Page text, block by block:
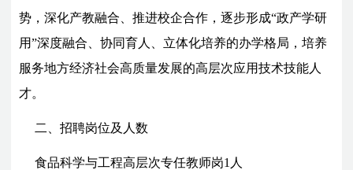
势，深化产教融合、推进校企合作，逐步形成“政产学研
用”深度融合、协同育人、立体化培养的办学格局，培养
服务地方经济社会高质量发展的高层次应用技术技能人
才。
二、招聘岗位及人数
食品科学与工程高层次专任教师岗1人